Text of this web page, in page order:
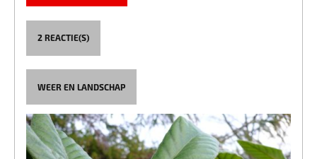
2 REACTIE(S)
WEER EN LANDSCHAP